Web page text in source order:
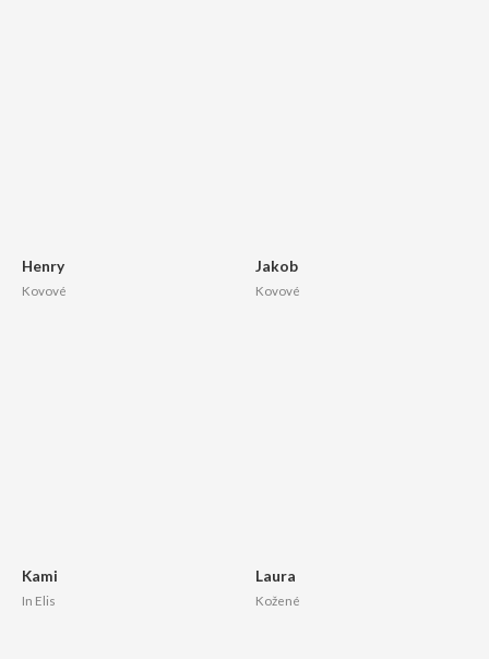
Henry
Kovové
Jakob
Kovové
Kami
In Elis
Laura
Kožené